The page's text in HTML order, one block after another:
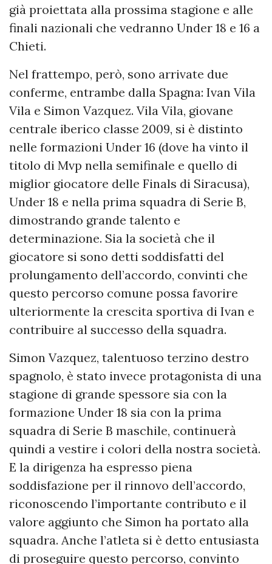
già proiettata alla prossima stagione e alle
finali nazionali che vedranno Under 18 e 16 a
Chieti.
Nel frattempo, però, sono arrivate due
conferme, entrambe dalla Spagna: Ivan Vila
Vila e Simon Vazquez. Vila Vila, giovane
centrale iberico classe 2009, si è distinto
nelle formazioni Under 16 (dove ha vinto il
titolo di Mvp nella semifinale e quello di
miglior giocatore delle Finals di Siracusa),
Under 18 e nella prima squadra di Serie B,
dimostrando grande talento e
determinazione. Sia la società che il
giocatore si sono detti soddisfatti del
prolungamento dell’accordo, convinti che
questo percorso comune possa favorire
ulteriormente la crescita sportiva di Ivan e
contribuire al successo della squadra.
Simon Vazquez, talentuoso terzino destro
spagnolo, è stato invece protagonista di una
stagione di grande spessore sia con la
formazione Under 18 sia con la prima
squadra di Serie B maschile, continuerà
quindi a vestire i colori della nostra società.
E la dirigenza ha espresso piena
soddisfazione per il rinnovo dell’accordo,
riconoscendo l’importante contributo e il
valore aggiunto che Simon ha portato alla
squadra. Anche l’atleta si è detto entusiasta
di proseguire questo percorso, convinto